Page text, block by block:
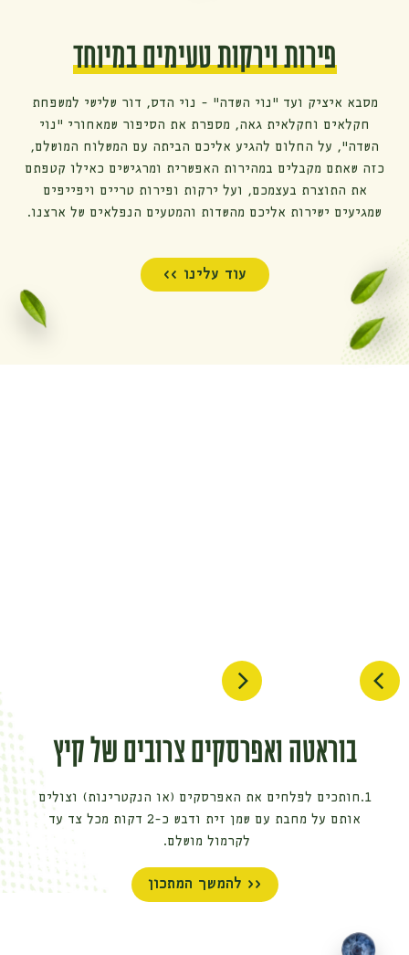
פירות וירקות טעימים במיוחד
מסבא איציק ועד ״נוי השדה״ - נוי הדס, דור שלישי למשפחת
חקלאים וחקלאית גאה, מספרת את הסיפור שמאחורי ״נוי
השדה״, על החלום להגיע אליכם הביתה עם המשלוח המושלם,
כזה שאתם מקבלים במהירות האפשרית ומרגישים כאילו קטפתם
את התוצרת בעצמכם, ועל ירקות ופירות טריים ויפייפים
שמגיעים ישירות אליכם מהשדות והמטעים הנפלאים של ארצנו.
עוד עלינו >>
בוראטה ואפרסקים צרובים של קיץ
1.חותכים לפלחים את האפרסקים (או הנקטרינות) וצולים
אותם על מחבת עם שמן זית ודבש כ-2 דקות מכל צד עד
לקרמול מושלם.
2.מניחים חופן עלי רוקולה בצלחת הגשה ומעליהם מניחים
את כדור הבוראטה.
<< להמשך המתכון